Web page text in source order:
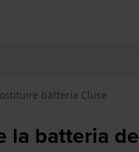
batteria Cluse
la batteria